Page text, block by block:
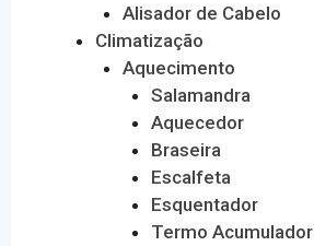
Alisador de Cabelo
Climatização
Aquecimento
Salamandra
Aquecedor
Braseira
Escalfeta
Esquentador
Termo Acumulador